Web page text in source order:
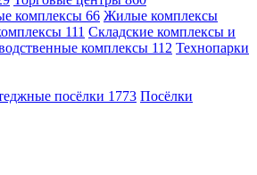
комплексы 66 Жилые комплексы
111 Складские комплексы и
комплексы 112 Технопарки
посёлки 1773 Посёлки